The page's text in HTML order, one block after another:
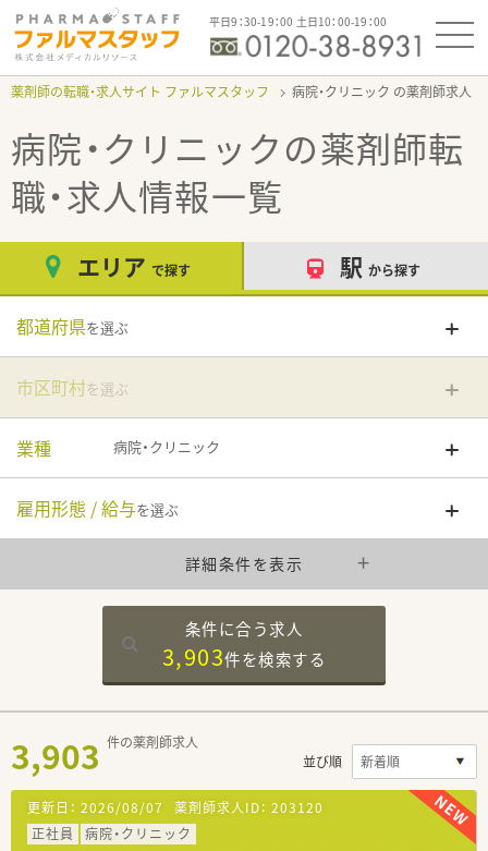
平日9：30-19：00 土日10：00-19：00
薬剤師の転職・求人サイト ファルマスタッフ 病院・クリニック
病院・クリニックの薬剤師転
職・求人情報一覧
エリア で探す 駅 から探す
都道府県を選ぶ
市区町村を選ぶ
業種 病院・クリニック
雇用形態 / 給与を選ぶ
詳細条件を表示
条件に合う求人
3,903件を検索する
3,903 件の薬剤師求人
並び順
更新日： 2026/08/07 薬剤師求人ID： 203120
正社員
病院・クリニック